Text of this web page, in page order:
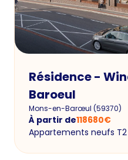
Résidence -
Baroeul
Mons-en-Barœul (59370)
À partir de118680€
Appartements neufs T2